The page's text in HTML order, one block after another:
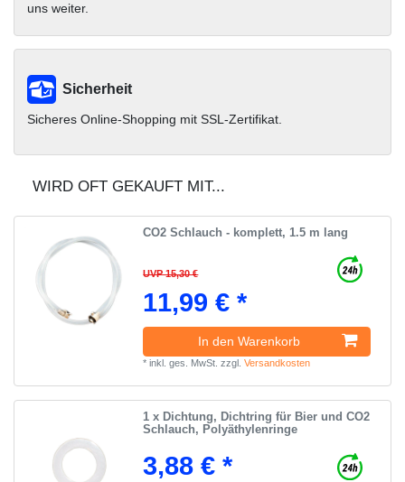
uns weiter.
Sicherheit
Sicheres Online-Shopping mit SSL-Zertifikat.
WIRD OFT GEKAUFT MIT...
CO2 Schlauch - komplett, 1.5 m lang
UVP 15,30 €
11,99 € *
In den Warenkorb
*inkl. ges. MwSt. zzgl.Versandkosten
1 x Dichtung, Dichtring für Bier und CO2
Schlauch, Polyäthylenringe
3,88 € *